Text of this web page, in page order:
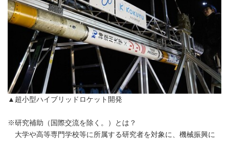
▲超小型ハイブリッドロケット開発
※研究補助（国際交流を除く。）とは？
大学や高等専門学校等に所属する研究者を対象に、機械振興に